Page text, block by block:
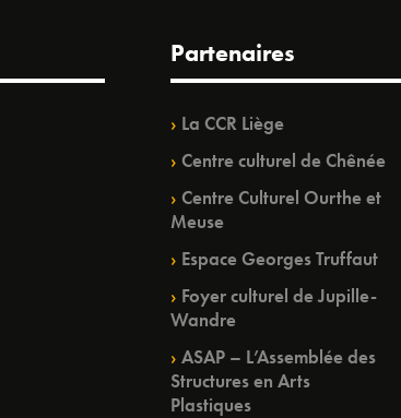
Partenaires
La CCR Liège
Centre culturel de Chênée
Centre Culturel Ourthe et
Meuse
Espace Georges Truffaut
Foyer culturel de Jupille-
Wandre
ASAP – L’Assemblée des
Structures en Arts
Plastiques